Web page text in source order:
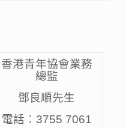
香港青年協會業務
總監
鄧良順先生
電話︰3755 7061